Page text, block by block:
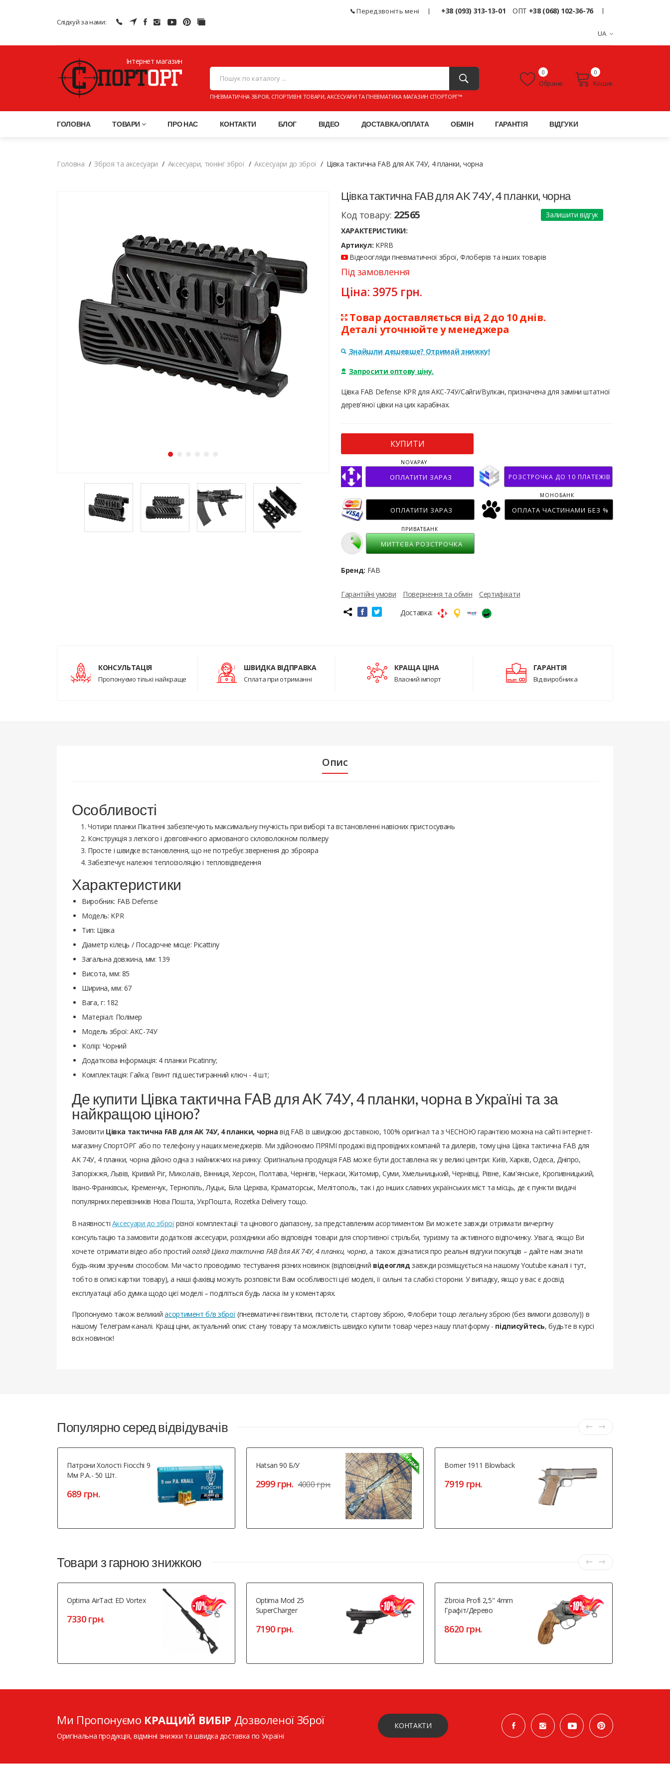
Слідкуй за нами:
Передзвоніть мені +38 (093) 313-13-01 ОПТ +38 (068) 102-36-76
UA
Інтернет магазин
ПНЕВМАТИЧНА ЗБРОЯ, СПОРТИВНІ ТОВАРИ, АКСЕСУАРИ ТА ПНЕВМАТИКА МАГАЗИН СПОРТОРГ™
Обране
0
Кошик
0
ГОЛОВНА ТОВАРИ ПРО НАС КОНТАКТИ БЛОГ ВІДЕО ДОСТАВКА/ОПЛАТА ОБМІН ГАРАНТІЯ ВІДГУКИ
Головна Зброя та аксесуари Аксесуари, тюнінг зброї Аксесуари до зброї Цівка тактична FAB для AK 74У, 4 планки, чорна
Цівка тактична FAB для AK 74У, 4 планки, чорна
Код товару: 22565
Залишити відгук
ХАРАКТЕРИСТИКИ:
Артикул: KPRB
Відеоогляди пневматичної зброї, Флоберів та інших товарів
Під замовлення
Ціна: 3975 грн.
Товар доставляється від 2 до 10 днів.
Деталі уточнюйте у менеджера
Знайшли дешевше? Отримай знижку!
Запросити оптову ціну.
Цівка FAB Defense KPR для АКС-74У/Сайги/Вулкан, призначена для заміни штатної
дерев'яної цівки на цих карабінах.
КУПИТИ
ОПЛАТИТИ ЗАРАЗ
NOVAPAY
РОЗСТРОЧКА ДО 10 ПЛАТЕЖІВ
ОПЛАТИТИ ЗАРАЗ ОПЛАТА ЧАСТИНАМИ БЕЗ %
МОНОБАНК
МИТТЄВА РОЗСТРОЧКА
ПРИВАТБАНК
Бренд: FAB
Гарантійні умови Повернення та обмін
Сертифікати
Доставка:
КОНСУЛЬТАЦІЯ
Пропонуємо тількі найкраще
ШВИДКА ВІДПРАВКА
Сплата при отриманні
КРАЩА ЦІНА
Власний імпорт
ГАРАНТІЯ
Від виробника
Опис
Особливості
Чотири планки Пікатінні забезпечують максимальну гнучкість при виборі та встановленні навісних пристосувань
Конструкція з легкого і довговічного армованого скловолокном полімеру
Просте і швидке встановлення, що не потребує звернення до зброяра
Забезпечує належні теплоізоляцію і тепловідведення
Характеристики
Виробник: FAB Defense
Модель: KPR
Тип: Цівка
Діаметр кілець / Посадочне місце: Picattiny
Загальна довжина, мм: 139
Висота, мм: 85
Ширина, мм: 67
Вага, г: 182
Матеріал: Полімер
Модель зброї: АКС-74У
Колір: Чорний
Додаткова інформація: 4 планки Picatinny;
Комплектація: Гайка; Гвинт під шестигранний ключ - 4 шт;
Де купити Цівка тактична FAB для AK 74У, 4 планки, чорна в Україні та за
найкращою ціною?
Замовити Цівка тактична FAB для AK 74У, 4 планки, чорна від FAB із швидкою доставкою, 100% оригінал та з ЧЕСНОЮ гарантією можна на сайті інтернет-
магазину СпортОРГ або по телефону у наших менеджерів. Ми здійснюємо ПРЯМІ продажі від провідних компаній та дилерів, тому ціна Цівка тактична FAB для
AK 74У, 4 планки, чорна дійсно одна з найнижчих на ринку. Оригінальна продукція FAB може бути доставлена ​​як у великі центри: Київ, Харків, Одеса, Дніпро,
Запоріжжя, Львів, Кривий Ріг, Миколаїв, Вінниця, Херсон, Полтава, Чернігів, Черкаси, Житомир, Суми, Хмельницький, Чернівці, Рівне, Кам'янське, Кропивницький,
Івано-Франківськ, Кременчук, Тернопіль, Луцьк, Біла Церква, Краматорськ, Мелітополь, так і до інших славних українських міст та місць, де є пункти видачі
популярних перевізників Нова Пошта, УкрПошта, Rozetka Delivery тощо.
В наявності Аксесуари до зброїрізної комплектації та цінового діапазону, за представленим асортиментом Ви можете завжди отримати вичерпну
консультацію та замовити додаткові аксесуари, розхідники або відповідні товари для спортивної стрільби, туризму та активного відпочинку. Увага, якщо Ви
хочете отримати відео або простийогляд Цівка тактична FAB для AK 74У, 4 планки, чорна, а також дізнатися про реальні відгуки покупців – дайте нам знати
будь-яким зручним способом. Ми часто проводимо тестування різних новинок (відповідний відеогляд завжди розміщується на нашому Youtube каналі і тут,
тобто в описі картки товару), а наші фахівці можуть розповісти Вам особливості цієї моделі, її сильні та слабкі сторони. У випадку, якщо у вас є досвід
експлуатації або думка щодо цієї моделі – поділіться будь ласка їм у коментарях.
Пропонуємо також великийасортимент б/в зброї(пневматичні гвинтівки, пістолети, стартову зброю, Флобери тощо легальну зброю (без вимоги дозволу)) в
нашому Телеграм-каналі. Кращі ціни, актуальний опис стану товару та можливість швидко купити товар через нашу платформу - підписуйтесь, будьте в курсі
всіх новинок!
Популярно серед відвідувачів
Патрони Холості Fiocchi 9
Мм Р.А.- 50 Шт.
689 грн.
Hatsan 90 Б/У
2999 грн. 4000 грн.
Borner 1911 Blowback
7919 грн.
Товари з гарною знижкою
Optima AirTact ED Vortex
7330 грн.
Optima Mod 25
SuperCharger
7190 грн.
Zbroia Profi 2,5" 4mm
Графіт/дерево
8620 грн.
Ми Пропонуємо КРАЩИЙ ВИБІР Дозволеної Зброї
Оригінальна продукція, відмінні знижки та швидка доставка по Україні
КОНТАКТИ